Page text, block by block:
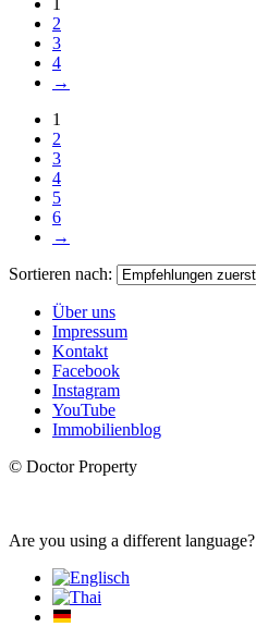
1
2
3
4
→
1
2
3
4
5
6
→
Sortieren nach:
Über uns
Impressum
Kontakt
Facebook
Instagram
YouTube
Immobilienblog
© Doctor Property
Are you using a different language?